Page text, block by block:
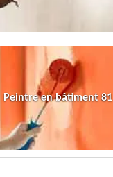
Peintre en bâtiment 81